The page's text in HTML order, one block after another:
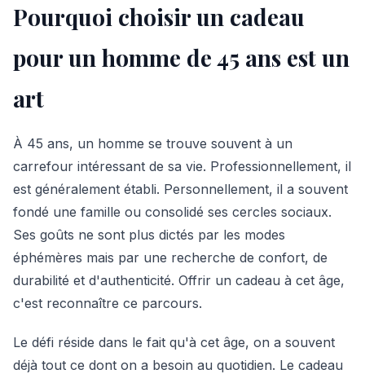
Pourquoi choisir un cadeau
pour un homme de 45 ans est un
art
À 45 ans, un homme se trouve souvent à un
carrefour intéressant de sa vie. Professionnellement, il
est généralement établi. Personnellement, il a souvent
fondé une famille ou consolidé ses cercles sociaux.
Ses goûts ne sont plus dictés par les modes
éphémères mais par une recherche de confort, de
durabilité et d'authenticité. Offrir un cadeau à cet âge,
c'est reconnaître ce parcours.
Le défi réside dans le fait qu'à cet âge, on a souvent
déjà tout ce dont on a besoin au quotidien. Le cadeau